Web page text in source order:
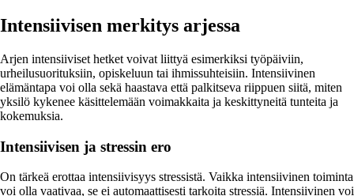
Intensiivisen merkitys arjessa
Arjen intensiiviset hetket voivat liittyä esimerkiksi työpäiviin,
urheilusuorituksiin, opiskeluun tai ihmissuhteisiin. Intensiivinen
elämäntapa voi olla sekä haastava että palkitseva riippuen siitä, miten
yksilö kykenee käsittelemään voimakkaita ja keskittyneitä tunteita ja
kokemuksia.
Intensiivisen ja stressin ero
On tärkeä erottaa intensiivisyys stressistä. Vaikka intensiivinen toiminta
voi olla vaativaa, se ei automaattisesti tarkoita stressiä. Intensiivinen voi